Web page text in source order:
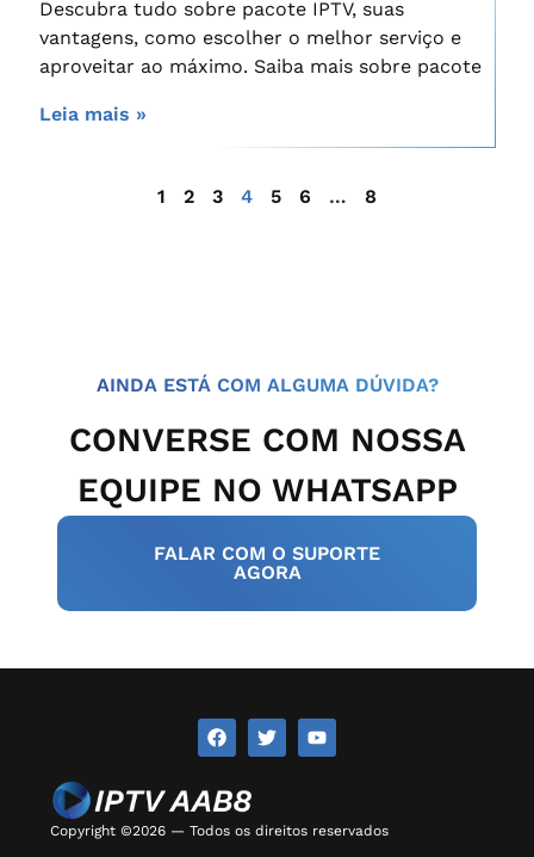
Descubra tudo sobre pacote IPTV, suas
vantagens, como escolher o melhor serviço e
aproveitar ao máximo. Saiba mais sobre pacote
Leia mais »
1 2 3 4 5 6 … 8
AINDA ESTÁ COM ALGUMA DÚVIDA?
CONVERSE COM NOSSA
EQUIPE NO WHATSAPP
FALAR COM O SUPORTE
AGORA
Copyright ©2026 — Todos os direitos reservados